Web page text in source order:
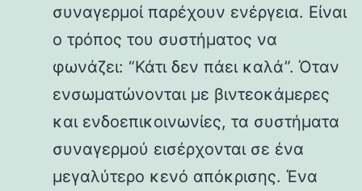
συναγερμοί παρέχουν ενέργεια. Είναι
ο τρόπος του συστήματος να
φωνάζει: “Κάτι δεν πάει καλά”. Όταν
ενσωματώνονται με βιντεοκάμερες
και ενδοεπικοινωνίες, τα συστήματα
συναγερμού εισέρχονται σε ένα
μεγαλύτερο κενό απόκρισης. Ένα